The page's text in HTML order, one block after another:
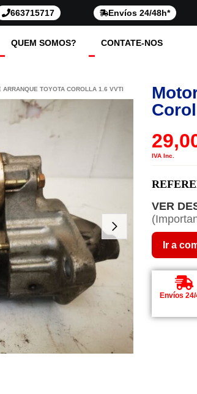
663715717 Envíos 24/48h*
QUEM SOMOS? CONTATE-NOS
ARRANQUE TOYOTA COROLLA 1.6 VVTI
IVA Inc.
VER
Ir a
Envíos